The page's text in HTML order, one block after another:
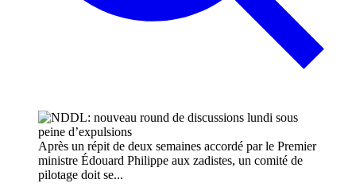
Après un répit de deux semaines accordé par le Premier
ministre Édouard Philippe aux zadistes, un comité de
pilotage doit se...